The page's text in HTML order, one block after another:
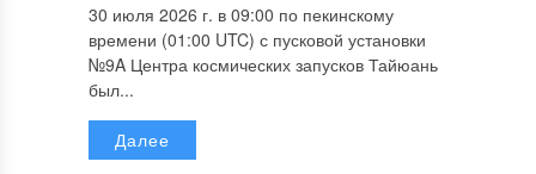
30 июля 2026 г. в 09:00 по пекинскому
времени (01:00 UTC) с пусковой установки
№9A Центра космических запусков Тайюань
был...
Далее